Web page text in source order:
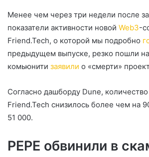
Менее чем через три недели после
показатели активности новой Web3-
Friend.Tech, о которой мы подробно
предыдущем выпуске, резко пошли
комьюнити заявили о «смерти»
Согласно дашборду Dune,
Friend.Tech снизилось более чем на
51 000.
PEPE обвинили в